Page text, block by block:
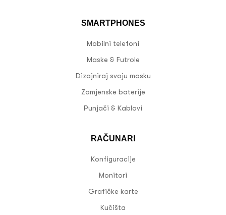
SMARTPHONES
Mobilni telefoni
Maske & Futrole
Dizajniraj svoju masku
Zamjenske baterije
Punjači & Kablovi
RAČUNARI
Konfiguracije
Monitori
Grafičke karte
Kućišta